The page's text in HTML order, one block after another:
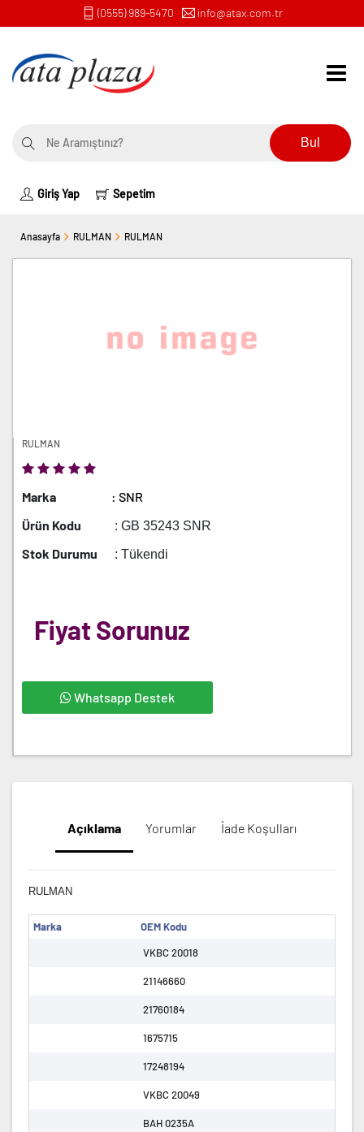
(0555) 989-5470 info@atax.com.tr
Bul
Giriş Yap Sepetim
Anasayfa RULMAN RULMAN
RULMAN
Marka
: SNR
Ürün Kodu
: GB 35243 SNR
Stok Durumu : Tükendi
Fiyat Sorunuz
Whatsapp Destek
Açıklama Yorumlar İade Koşulları
RULMAN
Marka
OEM Kodu
VKBC 20018
21146660
21760184
1675715
17248194
VKBC 20049
BAH 0235A